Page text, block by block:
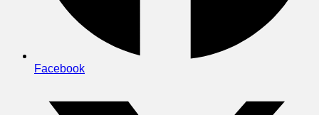
Facebook